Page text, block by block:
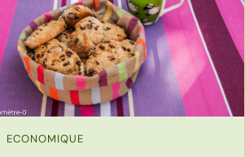
ECONOMIQUE